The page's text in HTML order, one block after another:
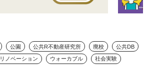
公園 公共R不動産研究所 廃校 公共DB
リノベーション ウォーカブル 社会実験